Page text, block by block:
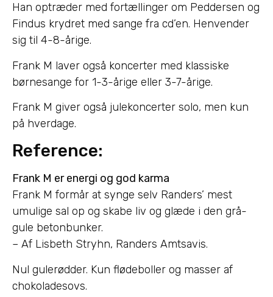
Han optræder med fortællinger om Peddersen og
Findus krydret med sange fra cd’en. Henvender
sig til 4-8-årige.
Frank M laver også koncerter med klassiske
børnesange for 1-3-årige eller 3-7-årige.
Frank M giver også julekoncerter solo, men kun
på hverdage.
Reference:
Frank M er energi og god karma
Frank M formår at synge selv Randers’ mest
umulige sal op og skabe liv og glæde i den grå-
gule betonbunker.
– Af Lisbeth Stryhn, Randers Amtsavis.
Nul gulerødder. Kun flødeboller og masser af
chokoladesovs.